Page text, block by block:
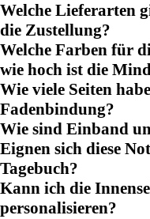
Welche Lieferarten
die Zustellung?
Welche Farben für
wie hoch ist die
Wie viele Seiten
Fadenbindung?
Wie sind Einband
Eignen sich diese
Tagebuch?
Kann ich die
personalisieren?